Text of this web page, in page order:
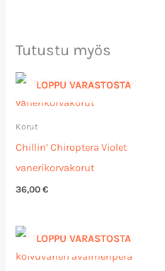
Tutustu myös
LOPPU VARASTOSTA
Korut
Chillin’ Chiroptera Violet
vanerikorvakorut
36,00€
LOPPU VARASTOSTA